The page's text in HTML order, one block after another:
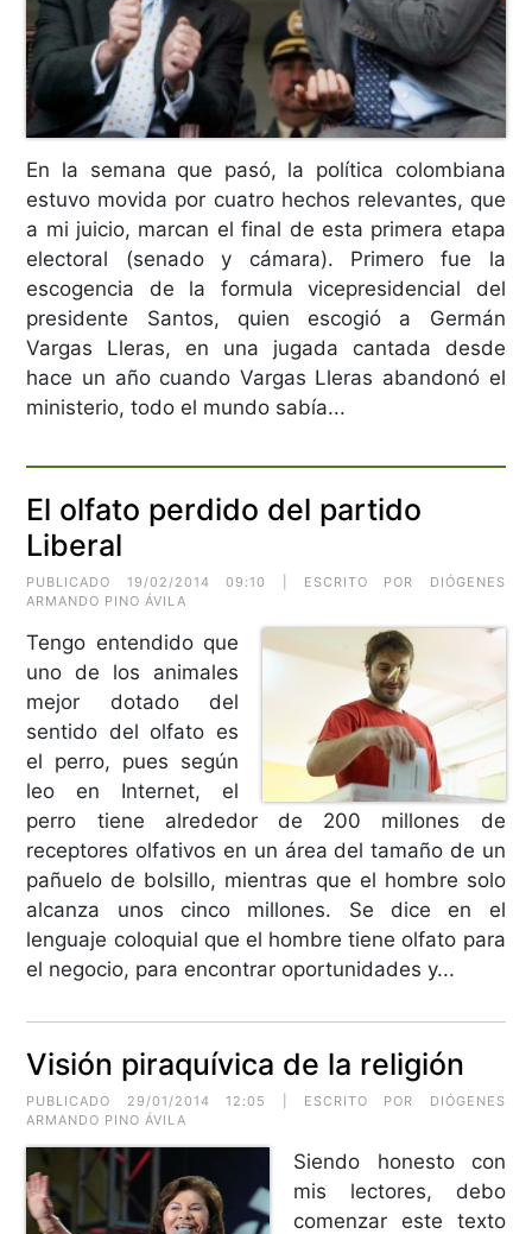
En la semana que pasó, la política colombiana
estuvo movida por cuatro hechos relevantes, que
a mi juicio, marcan el final de esta primera etapa
electoral (senado y cámara). Primero fue la
escogencia de la formula vicepresidencial del
presidente Santos, quien escogió a Germán
Vargas Lleras, en una jugada cantada desde
hace un año cuando Vargas Lleras abandonó el
ministerio, todo el mundo sabía...
El olfato perdido del partido
Liberal
PUBLICADO 19/02/2014 09:10 | ESCRITO POR DIÓGENES
ARMANDO PINO ÁVILA
Tengo entendido que
uno de los animales
mejor dotado del
sentido del olfato es
el perro, pues según
leo en Internet, el
perro tiene alrededor de 200 millones de
receptores olfativos en un área del tamaño de un
pañuelo de bolsillo, mientras que el hombre solo
alcanza unos cinco millones. Se dice en el
lenguaje coloquial que el hombre tiene olfato para
el negocio, para encontrar oportunidades y...
Visión piraquívica de la religión
PUBLICADO 29/01/2014 12:05 | ESCRITO POR DIÓGENES
ARMANDO PINO ÁVILA
Siendo honesto con
mis lectores, debo
comenzar este texto